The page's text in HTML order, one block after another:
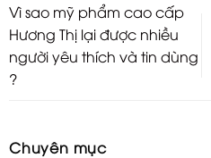
Chuyên mục
Vì sao mỹ phẩm cao cấp
Hương Thị lại được nhiều
người yêu thích và tin dùng
?